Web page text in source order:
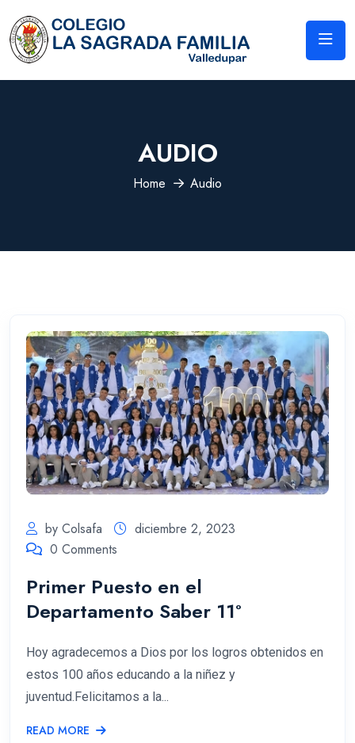
AUDIO
Home Audio
by Colsafa
diciembre 2, 2023
0 Comments
Primer Puesto en el
Departamento Saber 11°
Hoy agradecemos a Dios por los logros obtenidos en
estos 100 años educando a la niñez y
juventud.Felicitamos a la...
READ MORE